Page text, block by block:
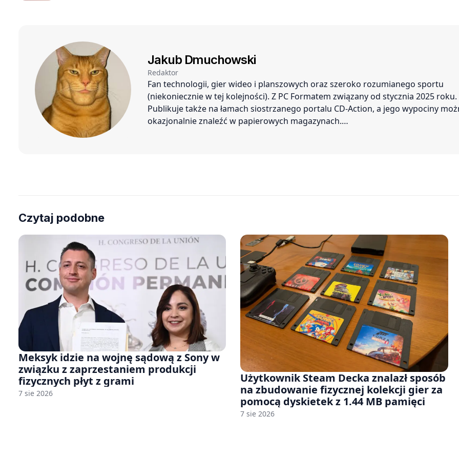
Jakub Dmuchowski
Redaktor
Fan technologii, gier wideo i planszowych oraz szeroko rozumianego sportu
(niekoniecznie w tej kolejności). Z PC Formatem związany od stycznia 2025 roku.
Publikuje także na łamach siostrzanego portalu CD-Action, a jego wypociny
okazjonalnie znaleźć w papierowych magazynach.…
Czytaj podobne
Meksyk idzie na wojnę sądową z Sony w
związku z zaprzestaniem produkcji
fizycznych płyt z grami
7 sie 2026
Użytkownik Steam Decka znalazł sposób
na zbudowanie fizycznej kolekcji gier za
pomocą dyskietek z 1.44 MB pamięci
7 sie 2026